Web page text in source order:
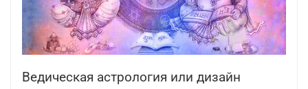
Ведическая астрология или дизайн